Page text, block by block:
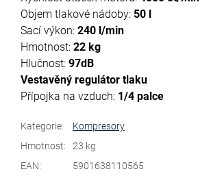
Objem tlakové nádoby: 50 l
Sací výkon: 240 l/min
Hmotnost: 22 kg
Hlučnost: 97dB
Vestavěný regulátor tlaku
Přípojka na vzduch: 1/4 palce
Kategorie:
Kompresory
Hmotnost:
23 kg
EAN: 5901638110565